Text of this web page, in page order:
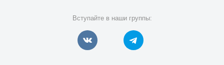
Вступайте в наши группы: